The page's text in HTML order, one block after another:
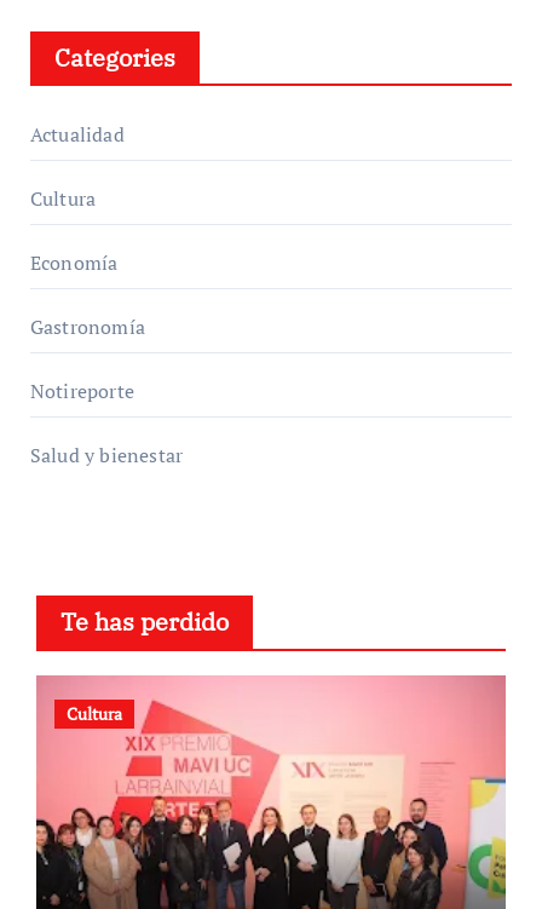
Categories
Actualidad
Cultura
Economía
Gastronomía
Notireporte
Salud y bienestar
Te has perdido
Cultura